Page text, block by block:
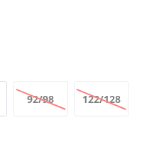
92/98 122/128